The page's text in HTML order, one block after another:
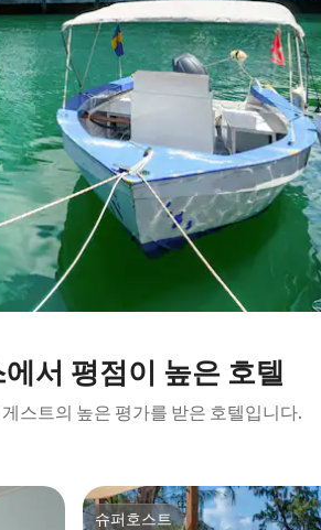
서 평점이 높은 호텔
스트의 높은 평가를 받은 호텔입니다.
슈퍼호스트